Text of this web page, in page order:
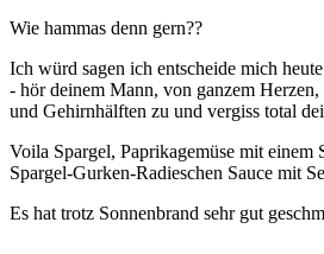
Wie hammas denn gern??
Ich würd sagen ich entscheide mich
- hör deinem Mann, von ganzem
und Gehirnhälften zu und vergiss total
Voila Spargel, Paprikagemüse mit einem
Spargel-Gurken-Radieschen Sauce mit
Es hat trotz Sonnenbrand sehr gut